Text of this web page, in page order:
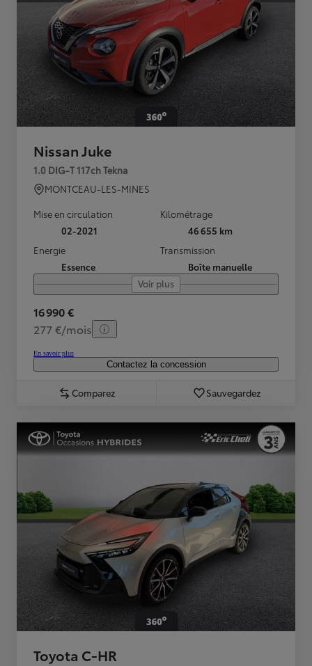
Nissan Juke
1.0 DIG-T 117ch Tekna
MONTCEAU-LES-MINES
Mise en circulation
02-2021
Kilométrage
46 655 km
Energie
Essence
Transmission
Boîte manuelle
Voir plus
16 990 €
277 €/mois
En savoir plus
Contactez la concession
Comparez Sauvegardez
Toyota C-HR